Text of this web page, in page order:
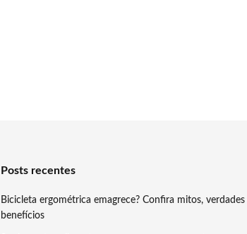
Posts recentes
Bicicleta ergométrica emagrece? Confira mitos, verdades
benefícios